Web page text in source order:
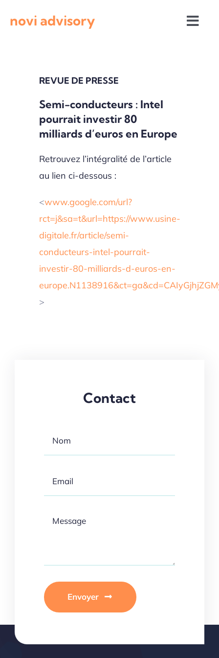
novi advisory
Actualités institutionnelles
Appels à projets
REVUE DE PRESSE
Semi-conducteurs : Intel
pourrait investir 80
milliards d’euros en Europe
Retrouvez l’intégralité de l’article
au lien ci-dessous :
<www.google.com/url?
rct=j&sa=t&url=https://www.usine-
digitale.fr/article/semi-
conducteurs-intel-pourrait-
investir-80-milliards-d-euros-en-
>
Contact
Envoyer